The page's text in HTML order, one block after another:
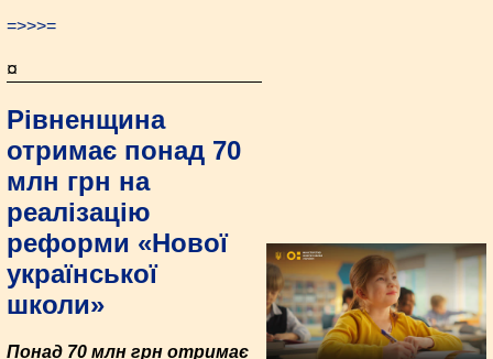
=>>>=
¤
Рівненщина
отримає понад 70
млн грн на
реалізацію
реформи «Нової
української
школи»
Понад 70 млн грн отримає